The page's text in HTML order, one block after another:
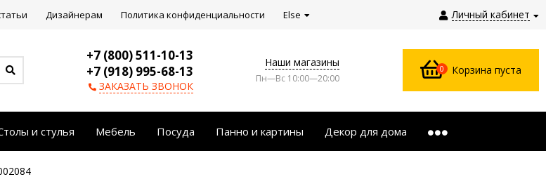
Личный кабинет
Дизайнерам Политика конфиденциальности Else
+7 (800) 511-10-13
+7 (918) 995-68-13
ЗАКАЗАТЬ ЗВОНОК
Наши магазины
Пн—Вс 10:00—20:00
0 Корзина пуста
и стулья Мебель Посуда Панно и картины Декор для дома